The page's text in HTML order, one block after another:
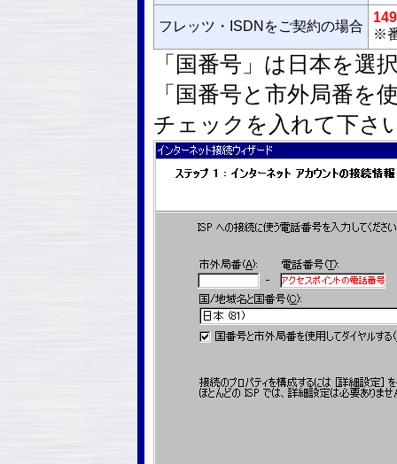
フレッツ・ISDNをご契約の場合
※
「国番号」は日本を選
「国番号と市外局番を
チェックを入れて下さ